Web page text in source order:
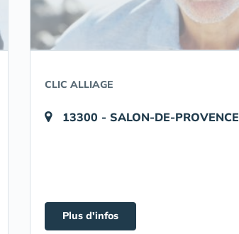
CLIC ALLIAGE
13300 - SALON-DE-PROVENCE
Plus d'infos